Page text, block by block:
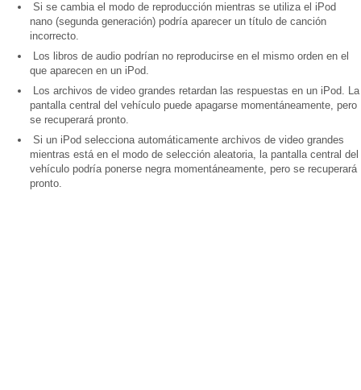
Si se cambia el modo de reproducción mientras se utiliza el iPod
nano (segunda generación) podría aparecer un título de canción
incorrecto.
Los libros de audio podrían no reproducirse en el mismo orden en el
que aparecen en un iPod.
Los archivos de video grandes retardan las respuestas en un iPod. La
pantalla central del vehículo puede apagarse momentáneamente, pero
se recuperará pronto.
Si un iPod selecciona automáticamente archivos de video grandes
mientras está en el modo de selección aleatoria, la pantalla central del
vehículo podría ponerse negra momentáneamente, pero se recuperará
pronto.